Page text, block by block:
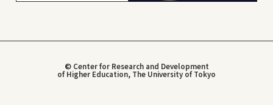
© Center for Research and Development
of Higher Education, The University of Tokyo